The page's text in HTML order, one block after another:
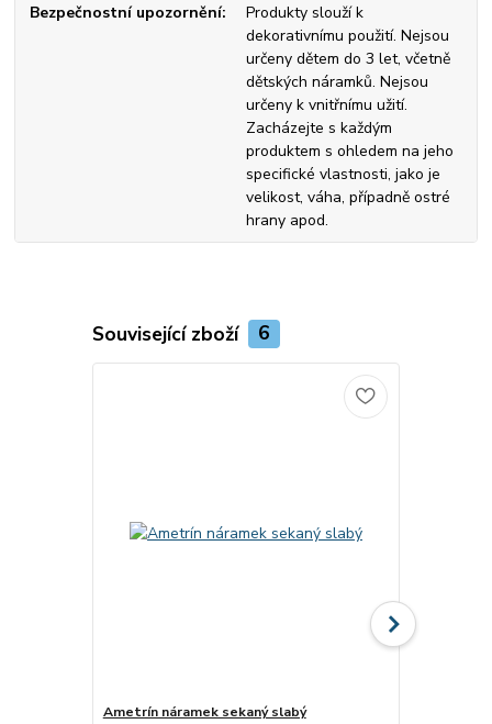
Bezpečnostní upozornění
Produkty slouží k
dekorativnímu použití. Nejsou
určeny dětem do 3 let, včetně
dětských náramků. Nejsou
určeny k vnitřnímu užití.
Zacházejte s každým
produktem s ohledem na jeho
specifické vlastnosti, jako je
velikost, váha, případně ostré
hrany apod.
Související zboží 6
Ametrín náramek sekaný slabý